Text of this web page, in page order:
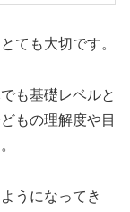
ても大切です。
も基礎レベルと
もの理解度や目
うになってき